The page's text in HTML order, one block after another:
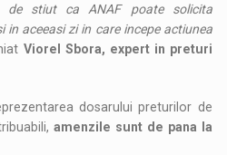
stiut ca ANAF poate solicita
in aceeasi zi in care incepe actiunea
Viorel Sbora, expert in preturi
dosarului preturilor de
amenzile sunt de pana la